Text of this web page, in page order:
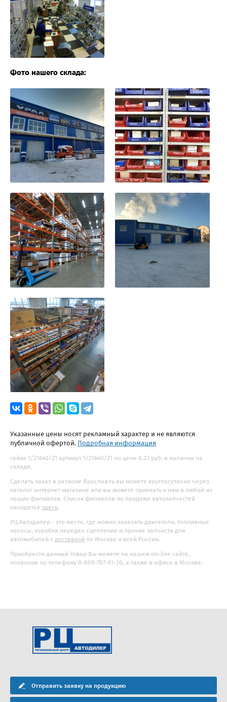
Фото нашего склада:
Указанные цены носят рекламный характер и не являются
публичной офертой. Подробная информация
гайка 1/21640/21 артикул 1/21640/21 по цене 8.23 руб. в наличии на
складе.
Сделать заказ в регионе Ярославль вы можете круглосуточно через
каталог интернет магазина или вы можете приехать к нам в любой из
наших филиалов. Список филиалов по продаже автозапчастей
находятся здесь.
РЦ Автодилер - это место, где можно заказать двигатели, топливные
насосы, коробки передач сцепление и прочие запчасти для
автомобилей с доставкой по Москве и всей России.
Приобрести данный товар Вы можете на нашем on-line сайте,
позвонив по телефону 8-800-707-61-20, а также в офисе в Москве.
Отправить заявку на продукцию